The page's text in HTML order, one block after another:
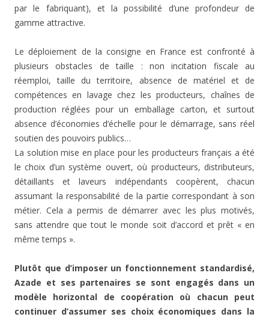
par le fabriquant), et la possibilité d’une profondeur de
gamme attractive.
Le déploiement de la consigne en France est confronté à
plusieurs obstacles de taille : non incitation fiscale au
réemploi, taille du territoire, absence de matériel et de
compétences en lavage chez les producteurs, chaînes de
production réglées pour un emballage carton, et surtout
absence d’économies d’échelle pour le démarrage, sans réel
soutien des pouvoirs publics…
La solution mise en place pour les producteurs français a été
le choix d’un système ouvert, où producteurs, distributeurs,
détaillants et laveurs indépendants coopèrent, chacun
assumant la responsabilité de la partie correspondant à son
métier. Cela a permis de démarrer avec les plus motivés,
sans attendre que tout le monde soit d’accord et prêt « en
même temps ».
Plutôt que d’imposer un fonctionnement standardisé,
Azade et ses partenaires se sont engagés dans un
modèle horizontal de coopération où chacun peut
continuer d’assumer ses choix économiques dans la